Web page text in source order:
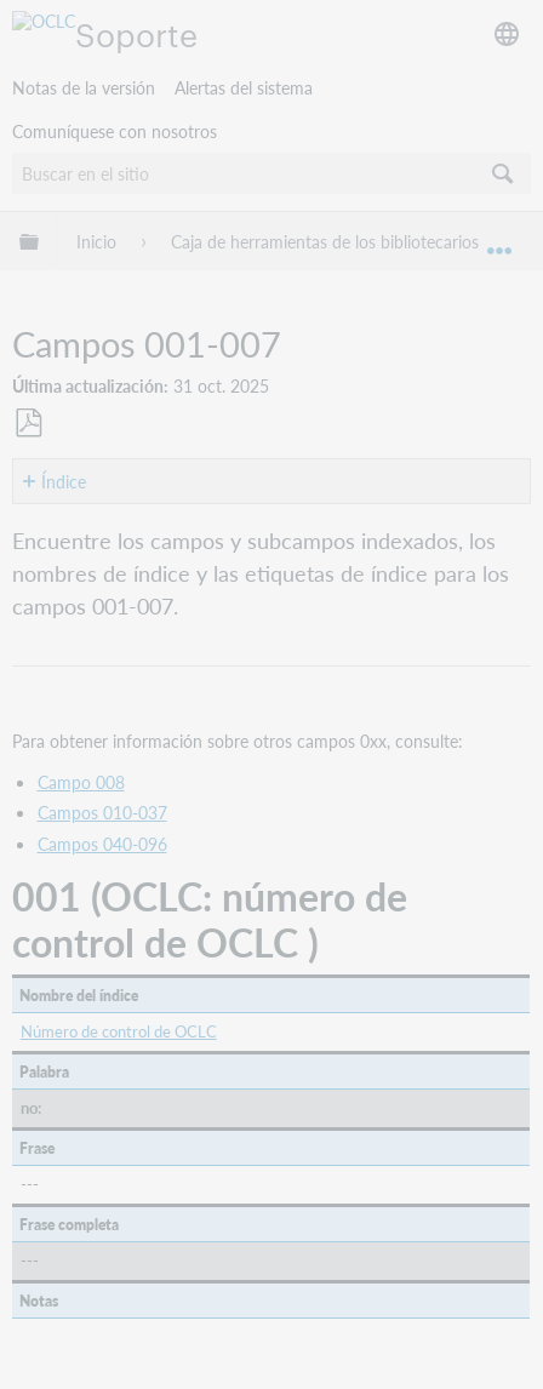
Soporte
Notas de la versión
Alertas del sistema
Comuníquese con nosotros
Expandir/contraer jerarquía global
Inicio Caja de herramientas de los bibliotecarios
Campos 001-007
Última actualización 31 oct. 2025
comoÍndice
(OCLC:
número
de
control
005/00-
07
(Reemplazado:
fecha
de
la
sustitución)
006/00
(Type:
Tipo
de
registro)
Formato/tipo
de
Tipo
de
006/01-
02
forma
de
Encuentre los campos y subcampos indexados, los
nombres de índice y las etiquetas de índice para los
campos 001-007.
Para obtener información sobre otros campos 0xx, consulte:
Campo 008
Campos 010-037
Campos 040-096
001 (OCLC: número de
control de OCLC )
Nombre del índice
Número de control de OCLC
Palabra
no:
Frase
---
Frase completa
---
Notas